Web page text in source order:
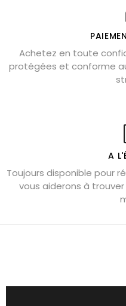
Véritable citrine naturelle
Où placer la citrine dans
Cornaline : propriétés
Capricorne : quelles
Shungite : purification et
Bagues en labradorite
Lapis lazuli : propriétés
Citrine : propriétés
Aigue-marine :
Achetez en toute
protégées et conforme
A
Toujours disponible pour
vous aiderons à